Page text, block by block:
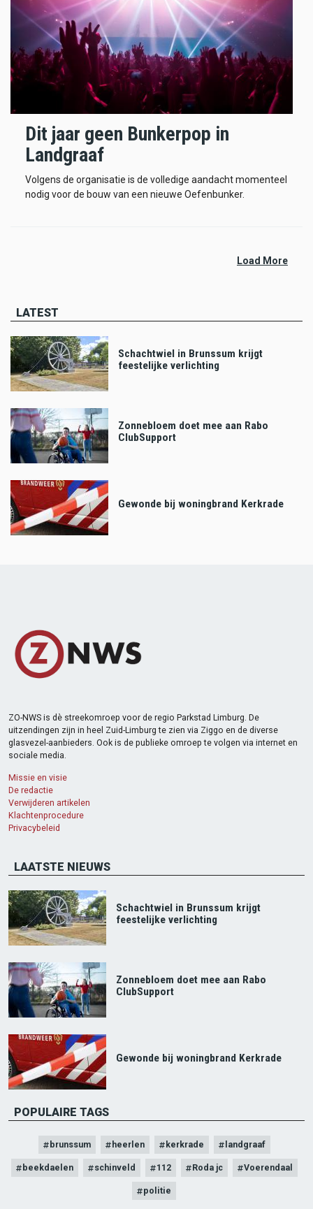
Dit jaar geen Bunkerpop in
Landgraaf
Volgens de organisatie is de volledige aandacht momenteel
nodig voor de bouw van een nieuwe Oefenbunker.
Load More
LATEST
Schachtwiel in Brunssum krijgt
feestelijke verlichting
Zonnebloem doet mee aan Rabo
ClubSupport
Gewonde bij woningbrand Kerkrade
ZO-NWS is dè streekomroep voor de regio Parkstad Limburg. De
uitzendingen zijn in heel Zuid-Limburg te zien via Ziggo en de diverse
glasvezel-aanbieders. Ook is de publieke omroep te volgen via internet en
sociale media.
Missie en visie
De redactie
Verwijderen artikelen
Klachtenprocedure
Privacybeleid
LAATSTE NIEUWS
Schachtwiel in Brunssum krijgt
feestelijke verlichting
Zonnebloem doet mee aan Rabo
ClubSupport
Gewonde bij woningbrand Kerkrade
POPULAIRE TAGS
brunssum heerlen kerkrade landgraaf
beekdaelen schinveld 112 Roda jc Voerendaal
politie